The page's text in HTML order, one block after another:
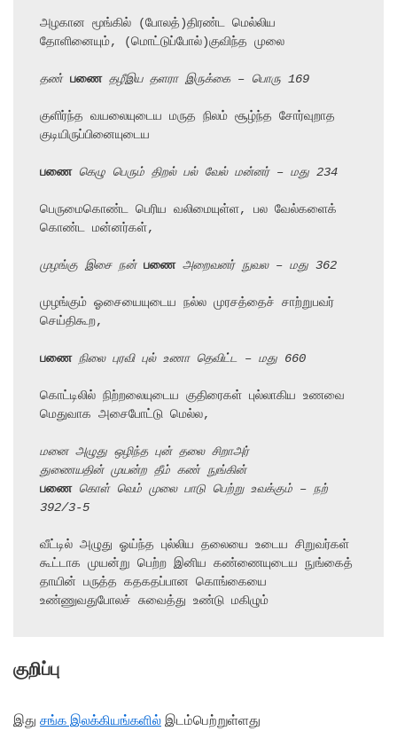
அழகான மூங்கில் (போலத்)திரண்ட மெல்லிய
தோளினையும், (மொட்டுப்போல்)குவிந்த முலை
தண் பணை தழீஇய தளரா இருக்கை – பொரு 169
குளிர்ந்த வயலையுடைய மருத நிலம் சூழ்ந்த சோர்வுறாத
குடியிருப்பினையுடைய
பணை கெழு பெரும் திறல் பல் வேல் மன்னர் – மது 234
பெருமைகொண்ட பெரிய வலிமையுள்ள, பல வேல்களைக்
கொண்ட மன்னர்கள்,
முழங்கு இசை நன் பணை அறைவனர் நுவல – மது 362
முழங்கும் ஓசையையுடைய நல்ல முரசத்தைச் சாற்றுபவர்
செய்திகூற,
பணை நிலை புரவி புல் உணா தெவிட்ட – மது 660
கொட்டிலில் நிற்றலையுடைய குதிரைகள் புல்லாகிய உணவை
மெதுவாக அசைபோட்டு மெல்ல,
மனை அழுது ஒழிந்த புன் தலை சிறாஅர்
துணையதின் முயன்ற தீம் கண் நுங்கின்
பணை கொள் வெம் முலை பாடு பெற்று உவக்கும் – நற்
392/3-5
வீட்டில் அழுது ஓய்ந்த புல்லிய தலையை உடைய சிறுவர்கள்
கூட்டாக முயன்று பெற்ற இனிய கண்ணையுடைய நுங்கைத்
தாயின் பருத்த கதகதப்பான கொங்கையை
உண்ணுவதுபோலச் சுவைத்து உண்டு மகிழும்
குறிப்பு
இது சங்க இலக்கியங்களில் இடம்பெற்றுள்ளது